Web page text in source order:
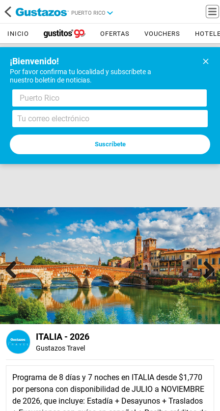
PUERTO RICO
¡Bienvenido!
Por favor confirma tu localidad y subscríbete a
nuestro boletín de noticias.
Puerto Rico
INICIO OFERTAS VOUCHERS
Previous Next
ITALIA - 2026
Gustazos Travel
Programa de 8 días y 7 noches en ITALIA desde $1,770
por persona con disponibilidad de JULIO a NOVIEMBRE
de 2026, que incluye: Estadía + Desayunos + Traslados